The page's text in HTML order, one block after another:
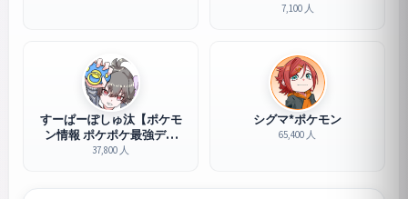
7,100 人
すーぱーぽしゅ汰【ポケモ
ン情報 ポケポケ最強デッ
キ】
37,800 人
シグマ*ポケモン
65,400 人